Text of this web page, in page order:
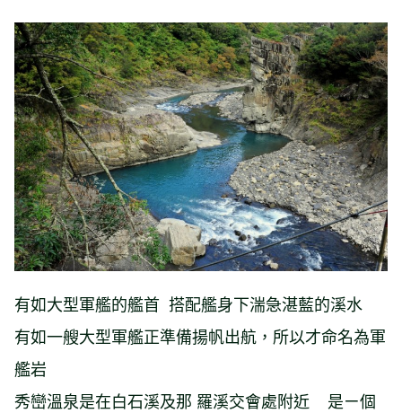
有如大型軍艦的艦首 搭配艦身下湍急湛藍的溪水
有如一艘大型軍艦正準備揚帆出航，所以才命名為軍
艦岩
秀巒溫泉是在白石溪及那 羅溪交會處附近 是ㄧ個